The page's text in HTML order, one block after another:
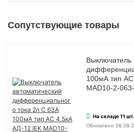
Сопутствующие товары
Выключатель
100мА тип
MAD10-2-
На складе 11 шт.
Обновлено